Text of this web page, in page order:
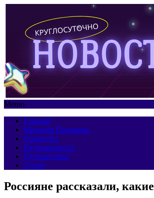
Меню
Главная
Мировая Панорама
Общество
Недвижимость
Путешествия
Спорт
Россияне рассказали,